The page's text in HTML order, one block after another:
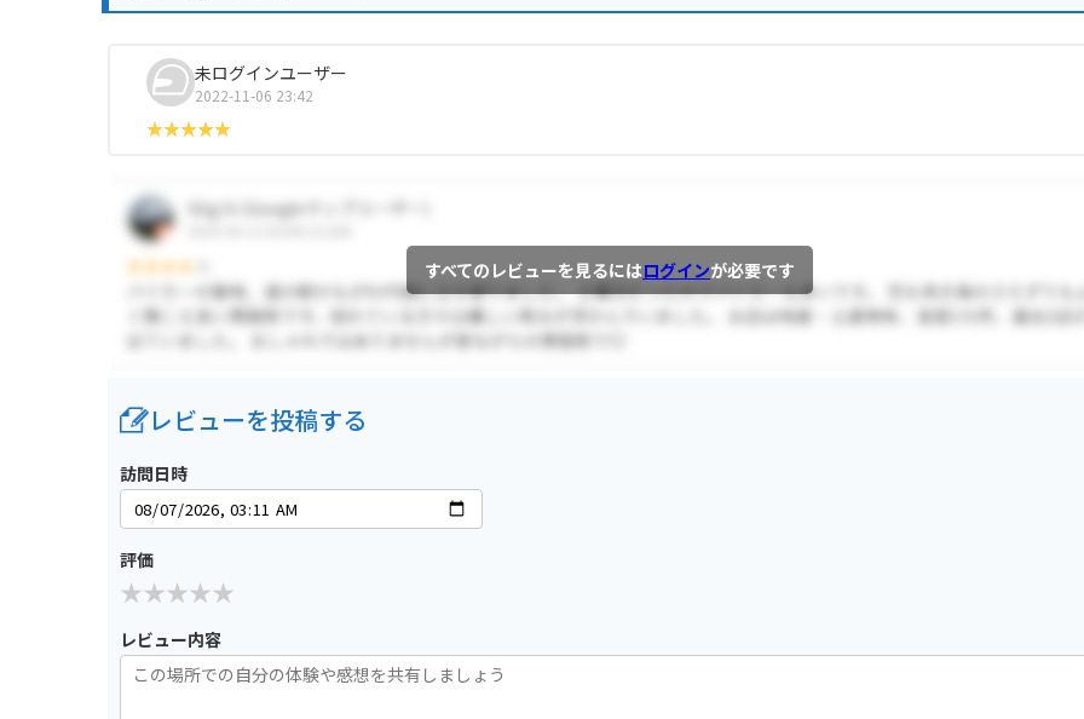
未ログインユーザー
2022-11-06 23:42
すべてのレビューを見るにはログインが必要です
レビューを投稿する
訪問日時
評価
レビュー内容